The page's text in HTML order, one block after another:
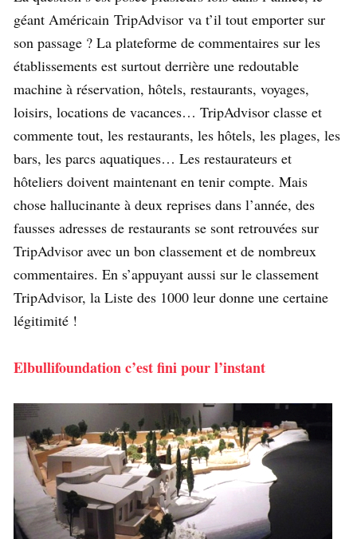
géant Américain TripAdvisor va t’il tout emporter sur
son passage ? La plateforme de commentaires sur les
établissements est surtout derrière une redoutable
machine à réservation, hôtels, restaurants, voyages,
loisirs, locations de vacances… TripAdvisor classe et
commente tout, les restaurants, les hôtels, les plages, les
bars, les parcs aquatiques… Les restaurateurs et
hôteliers doivent maintenant en tenir compte. Mais
chose hallucinante à deux reprises dans l’année, des
fausses adresses de restaurants se sont retrouvées sur
TripAdvisor avec un bon classement et de nombreux
commentaires. En s’appuyant aussi sur le classement
TripAdvisor, la Liste des 1000 leur donne une certaine
légitimité !
Elbullifoundation c’est fini pour l’instant